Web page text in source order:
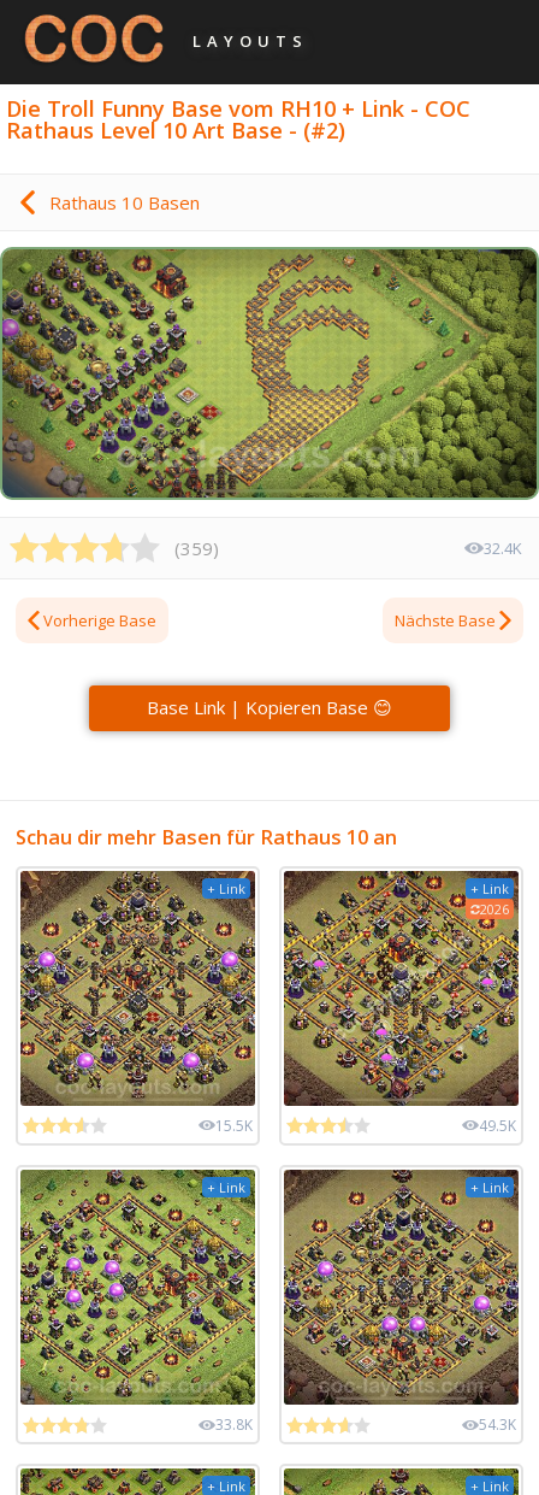
LAYOUTS
Die Troll Funny Base vom RH10 + Link - COC
Rathaus Level 10 Art Base - (#2)
Rathaus 10 Basen
(359) 32.4K
Vorherige Base Nächste Base
Base Link | Kopieren Base 😊
Schau dir mehr Basen für Rathaus 10 an
+ Link
15.5K
+ Link
2026
49.5K
+ Link
33.8K
+ Link
54.3K
+ Link
+ Link